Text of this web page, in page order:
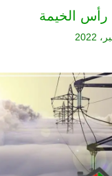
رأس الخيمة